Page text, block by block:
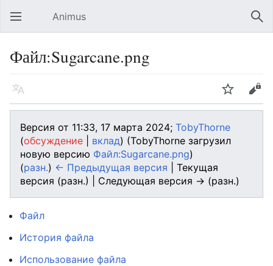
Открыть главное меню Animus
Файл:Sugarcane.png
Язык Следить
Версия от 11:33, 17 марта 2024; TobyThorne
(обсуждение вклад) (TobyThorne загрузил
новую версию Файл:Sugarcane.png)
(разн.) ← Предыдущая версия | Текущая
версия (разн.) | Следующая версия → (разн.)
Файл
История файла
Использование файла